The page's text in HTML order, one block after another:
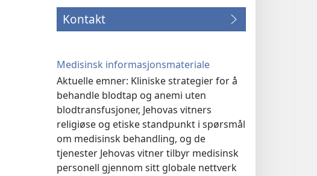
Kontakt
Medisinsk informasjonsmateriale
Aktuelle emner: Kliniske strategier for å
behandle blodtap og anemi uten
blodtransfusjoner, Jehovas vitners
religiøse og etiske standpunkt i spørsmål
om medisinsk behandling, og de
tjenester Jehovas vitner tilbyr medisinsk
personell gjennom sitt globale nettverk